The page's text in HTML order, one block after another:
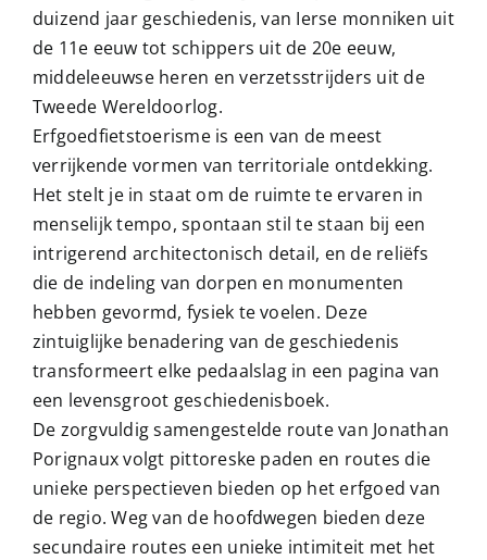
duizend jaar geschiedenis, van Ierse monniken uit
de 11e eeuw tot schippers uit de 20e eeuw,
middeleeuwse heren en verzetsstrijders uit de
Tweede Wereldoorlog.
Erfgoedfietstoerisme is een van de meest
verrijkende vormen van territoriale ontdekking.
Het stelt je in staat om de ruimte te ervaren in
menselijk tempo, spontaan stil te staan ​​bij een
intrigerend architectonisch detail, en de reliëfs
die de indeling van dorpen en monumenten
hebben gevormd, fysiek te voelen. Deze
zintuiglijke benadering van de geschiedenis
transformeert elke pedaalslag in een pagina van
een levensgroot geschiedenisboek.
De zorgvuldig samengestelde route van Jonathan
Porignaux volgt pittoreske paden en routes die
unieke perspectieven bieden op het erfgoed van
de regio. Weg van de hoofdwegen bieden deze
secundaire routes een unieke intimiteit met het